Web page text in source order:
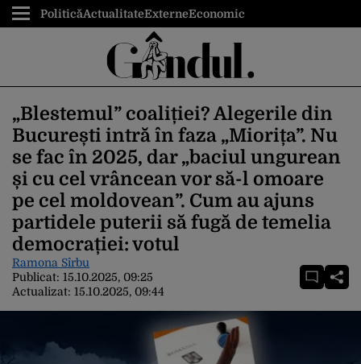
PoliticăActualitateExterneEconomic
„Blestemul” coaliției? Alegerile din
București intră în faza „Miorița”. Nu
se fac în 2025, dar „baciul ungurean
și cu cel vrâncean vor să-l omoare
pe cel moldovean”. Cum au ajuns
partidele puterii să fugă de temelia
democrației: votul
Ramona Sîrbu
Publicat: 15.10.2025, 09:25
Actualizat: 15.10.2025, 09:44